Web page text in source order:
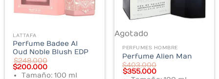
LATTAFA
Perfume Badee Al
Oud Noble Blush EDP
$248.000
Original
price
$200.000Current
price
Tamaño: 100 ml
Agotado
PERFUMES HOMBRE
Perfume Alien Man
$403.000
Original
$355.000Current